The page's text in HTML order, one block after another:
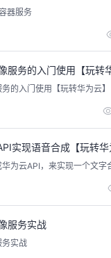
器服务
服务的入门使用【玩转
的入门使用【玩转华为云】
实现语音合成【玩转华
为云API，来实现一个文字
服务实战
务实战